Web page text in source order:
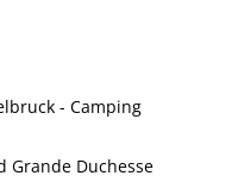
- Camping
Grande Duchesse